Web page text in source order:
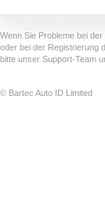
Wenn Sie Probleme bei
oder bei der Registrierung
bitte unser Support-Team
© Bartec Auto ID Limited